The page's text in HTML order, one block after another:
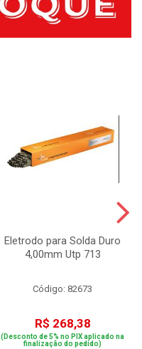
Eletrodo para Solda Duro
4,00mm Utp 713
Código: 82673
R$ 268,38
(Desconto de 5% no PIX aplicado na
finalização do pedido)